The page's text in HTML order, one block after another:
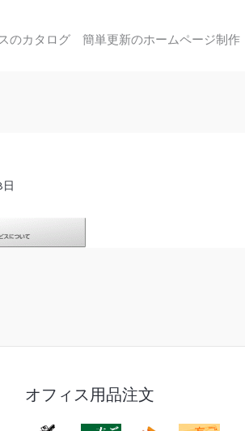
のカタログ 簡単更新のホームページ制作
オフィス用品注文